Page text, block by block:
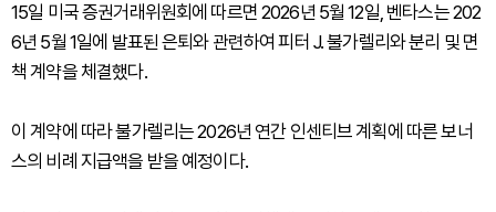
15일 미국 증권거래위원회에 따르면 2026년 5월 12일, 벤타스는 202
6년 5월 1일에 발표된 은퇴와 관련하여 피터 J. 불가렐리와 분리 및 면
책 계약을 체결했다.
이 계약에 따라 불가렐리는 2026년 연간 인센티브 계획에 따른 보너
스의 비례 지급액을 받을 예정이다.